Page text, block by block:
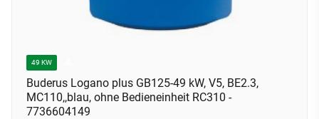
49 KW
Buderus Logano plus GB125-49 kW, V5, BE2.3,
MC110,,blau, ohne Bedieneinheit RC310 -
7736604149